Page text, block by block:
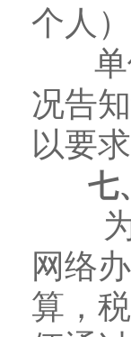
个人
单
况告
以要
七
为
网络
算，